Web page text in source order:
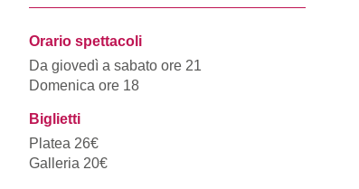
Orario spettacoli
Da giovedì a sabato ore 21
Domenica ore 18
Biglietti
Platea 26€
Galleria 20€